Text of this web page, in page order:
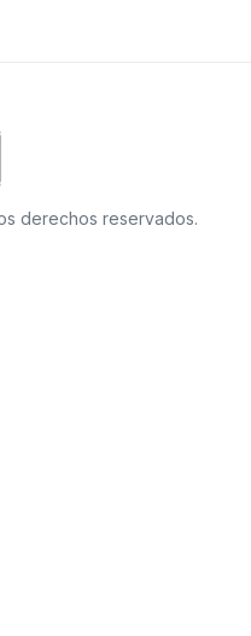
derechos reservados.